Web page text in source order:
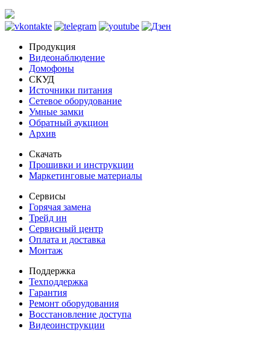
Продукция
Видеонаблюдение
Домофоны
СКУД
Источники питания
Сетевое оборудование
Умные замки
Обратный аукцион
Архив
Скачать
Прошивки и инструкции
Маркетинговые материалы
Сервисы
Горячая замена
Трейд ин
Сервисный центр
Оплата и доставка
Монтаж
Поддержка
Техподдержка
Гарантия
Ремонт оборудования
Восстановление доступа
Видеоинструкции